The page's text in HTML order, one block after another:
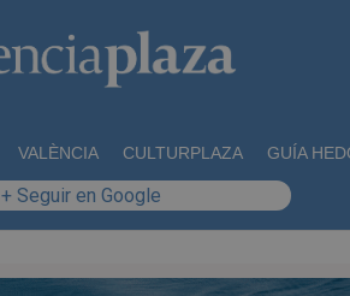
VALÈNCIA CULTURPLAZA GUÍA
+ Seguir en Google